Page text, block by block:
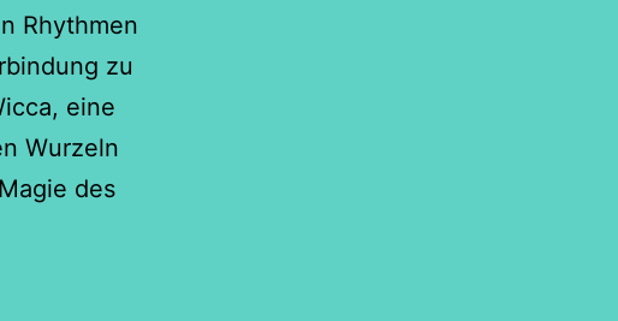
Rhythmen
zu
eine
Wurzeln
des